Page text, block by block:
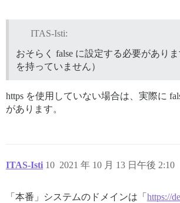
ITAS-Isti:
おそらく false に設定する必要があり
を持っていません）
https を使用していない場合は、実際に
があります。
ITAS-Isti 2021 年 10 月 13 日午後 2:10
10
「本番」システムのドメインは「 https://